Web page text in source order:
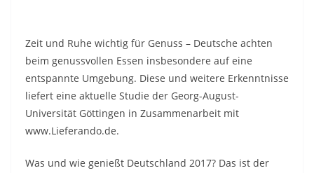
Zeit und Ruhe wichtig für Genuss – Deutsche achten
beim genussvollen Essen insbesondere auf eine
entspannte Umgebung. Diese und weitere Erkenntnisse
liefert eine aktuelle Studie der Georg-August-
Universität Göttingen in Zusammenarbeit mit
www.Lieferando.de.
Was und wie genießt Deutschland 2017? Das ist der